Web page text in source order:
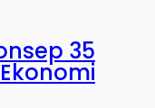
35